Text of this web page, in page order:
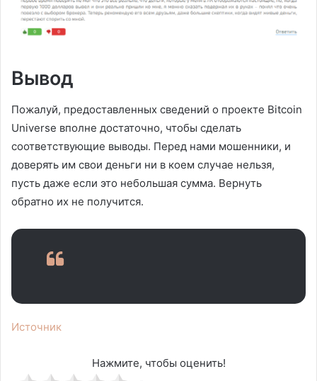
Вывод
Пожалуй, предоставленных сведений о проекте Bitcoin
Universe вполне достаточно, чтобы сделать
соответствующие выводы. Перед нами мошенники, и
доверять им свои деньги ни в коем случае нельзя,
пусть даже если это небольшая сумма. Вернуть
обратно их не получится.
Источник
Нажмите, чтобы оценить!